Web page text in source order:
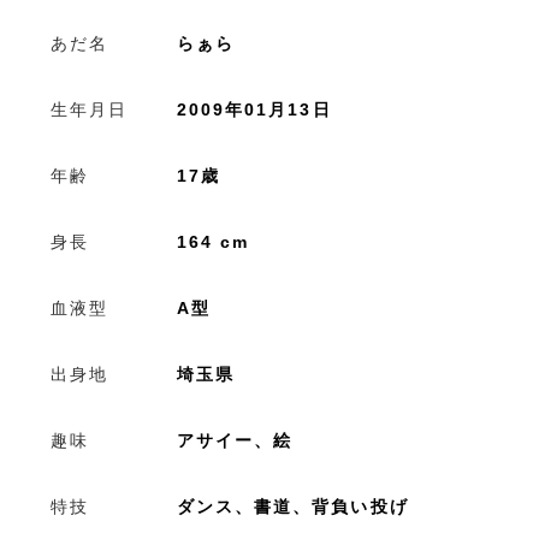
あだ名 らぁら
生年月日 2009年01月13日
年齢 17歳
身長 164 cm
血液型 A型
出身地 埼玉県
趣味 アサイー、絵
特技 ダンス、書道、背負い投げ